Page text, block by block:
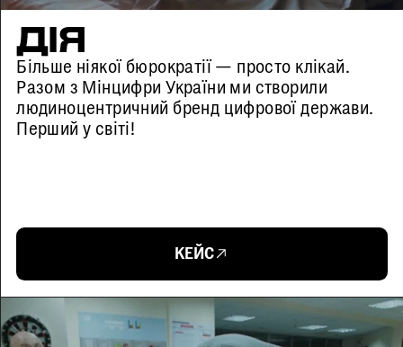
ДІЯ
Більше ніякої бюрократії — просто клікай.
Разом з Мінцифри України ми створили
людиноцентричний бренд цифрової держави.
Перший у світі!
КЕЙС